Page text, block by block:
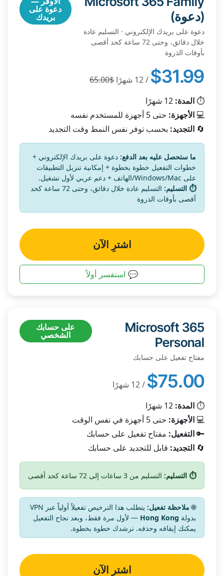
(دعوة)
دعوة على بريدك الإلكتروني · التسليم عادة
خلال دقائق، وحتى 72 ساعة كحد أقصى
بأوقات الذروة
دعوة على
بريدك
$31.99 / 12 شهرًا
$65.00
⏱️المدة:
💻 الأجهزة: حتى 5 أجهزة للمستخدم نفسه
🔄 التجديد: بحسب توفر نفس النمط وقت التجديد
ما ستحصل عليه بعد الدفع: دعوة على بريدك الإلكتروني +
خطوات التفعيل خطوة بخطوة + إمكانية تنزيل التطبيقات
على Windows/Mac/الهاتف + دعم عربي لأول تشغيل.
⏱️ التسليم:
التسليم عادة خلال دقائق، وحتى 72 ساعة كحد
أقصى بأوقات الذروة
اشترِ الآن
💬 استفسر أولاً
Microsoft 365
Personal
مفتاح تفعيل على حسابك
على حسابك
الشخصي
$75.00 / 12 شهرًا
⏱️المدة:
💻 الأجهزة: حتى 5 أجهزة في نفس الوقت
🔑التفعيل: مفتاح تفعيل على حسابك
🔄 التجديد: قابل للتجديد على حسابك
⏱️ التسليم: التسليم من 3 ساعات إلى 72 ساعة كحد أقصى
🌐 ملاحظة تفعيل:
يتطلب هذا الترخيص تفعيلاً أولياً عبر VPN
بدولة Hong Kong — لأول مرة فقط، وبعد نجاح التفعيل
يمكنك إيقافه وحذفه. نرشدك خطوة بخطوة.
اشترِ الآن